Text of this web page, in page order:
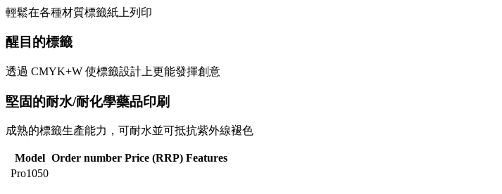
輕鬆在各種材質標籤紙上列印
醒目的標籤
透過 CMYK+W 使標籤設計上更能發揮創意
堅固的耐水/耐化學藥品印刷
成熟的標籤生產能力，可耐水並可抵抗紫外線褪色
Model Order number Price (RRP) Features
Pro1050